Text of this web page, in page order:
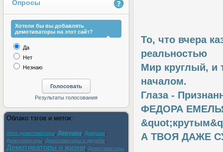
То, что вчера
реальностью
Мир круглый, и
началом.
Глаза -
ФЕДОРА
А ТВОЯ ДАЖЕ
Опросы
Хотели бы вы добавлять
демотиваторы на этот сайт?
Да
Нет
Незнаю
Облако тэгов и меток:
Авто демотиваторы Девушка Девушки
Демотиваторы Демотиваторы о дружбе
Демотиваторы о жизни
Демотиваторы